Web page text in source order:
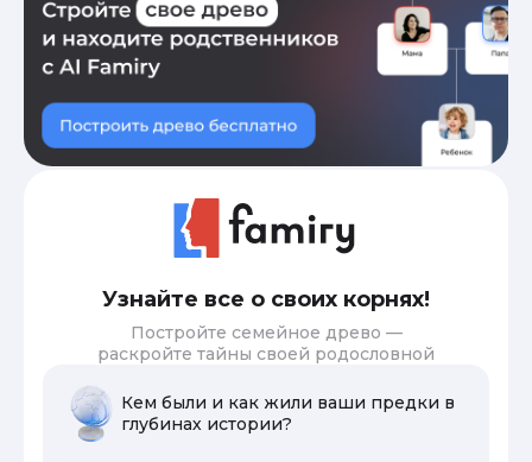
Узнайте все о своих корнях!
Постройте семейное древо —
раскройте тайны своей родословной
Кем были и как жили ваши предки в
глубинах истории?